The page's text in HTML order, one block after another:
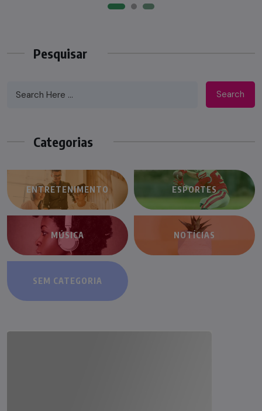
Pesquisar
Search
Categorias
ENTRETENIMENTO ESPORTES
MÚSICA NOTÍCIAS
SEM CATEGORIA